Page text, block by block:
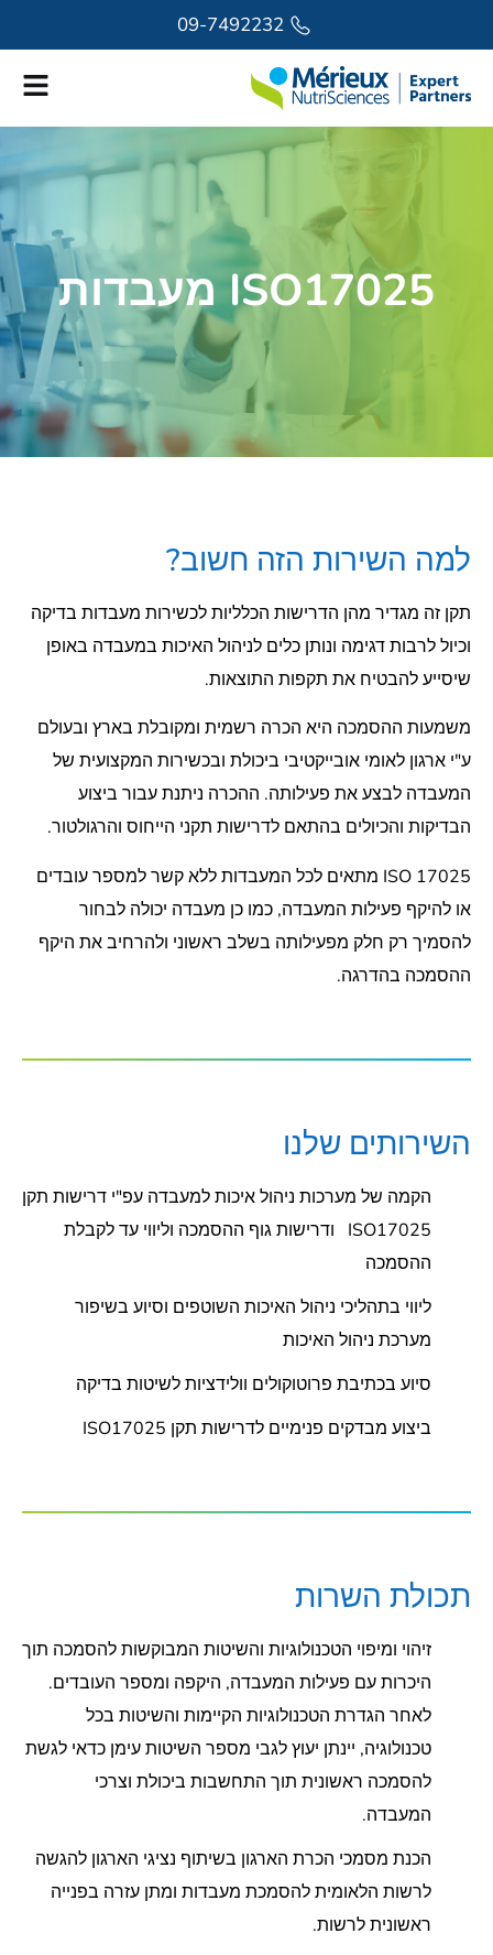
09-7492232
ISO17025 מעבדות
למה השירות הזה חשוב?
תקן זה מגדיר מהן הדרישות הכלליות לכשירות מעבדות בדיקה
וכיול לרבות דגימה ונותן כלים לניהול האיכות במעבדה באופן
שיסייע להבטיח את תקפות התוצאות.
משמעות ההסמכה היא הכרה רשמית ומקובלת בארץ ובעולם
ע"י ארגון לאומי אובייקטיבי ביכולת ובכשירות המקצועית של
המעבדה לבצע את פעילותה. ההכרה ניתנת עבור ביצוע
הבדיקות והכיולים בהתאם לדרישות תקני הייחוס והרגולטור.
ISO 17025 מתאים לכל המעבדות ללא קשר למספר עובדים
או להיקף פעילות המעבדה, כמו כן מעבדה יכולה לבחור
להסמיך רק חלק מפעילותה בשלב ראשוני ולהרחיב את היקף
ההסמכה בהדרגה.
השירותים שלנו
הקמה של מערכות ניהול איכות למעבדה עפ"י דרישות תקן
ISO17025 ודרישות גוף ההסמכה וליווי עד לקבלת
ההסמכה
ליווי בתהליכי ניהול האיכות השוטפים וסיוע בשיפור
מערכת ניהול האיכות
סיוע בכתיבת פרוטוקולים וולידציות לשיטות בדיקה
ביצוע מבדקים פנימיים לדרישות תקן ISO17025
תכולת השרות
זיהוי ומיפוי הטכנולוגיות והשיטות המבוקשות להסמכה תוך
היכרות עם פעילות המעבדה, היקפה ומספר העובדים.
לאחר הגדרת הטכנולוגיות הקיימות והשיטות בכל
טכנולוגיה, יינתן יעוץ לגבי מספר השיטות עימן כדאי לגשת
להסמכה ראשונית תוך התחשבות ביכולת וצרכי
המעבדה.
הכנת מסמכי הכרת הארגון בשיתוף נציגי הארגון להגשה
לרשות הלאומית להסמכת מעבדות ומתן עזרה בפנייה
ראשונית לרשות.